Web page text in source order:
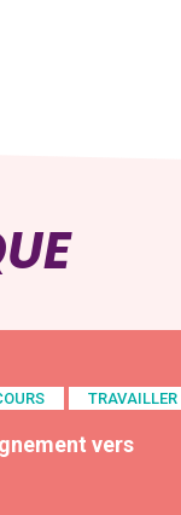
TRAVAILLER
vers